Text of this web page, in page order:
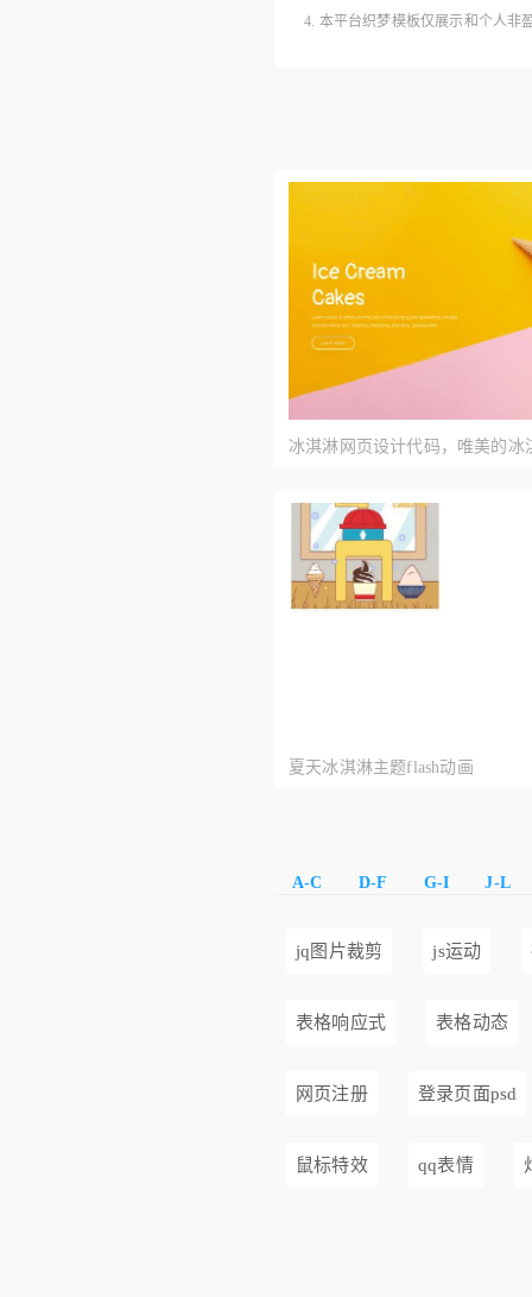
4. 本平台织梦模板仅展示和个人非
冰淇淋网页设计代码，唯美的冰
模板
夏天冰淇淋主题flash动画
A-C D-F G-I J-L
jq图片裁剪 js运动
表格响应式 表格动态
网页注册 登录页面psd
鼠标特效 qq表情